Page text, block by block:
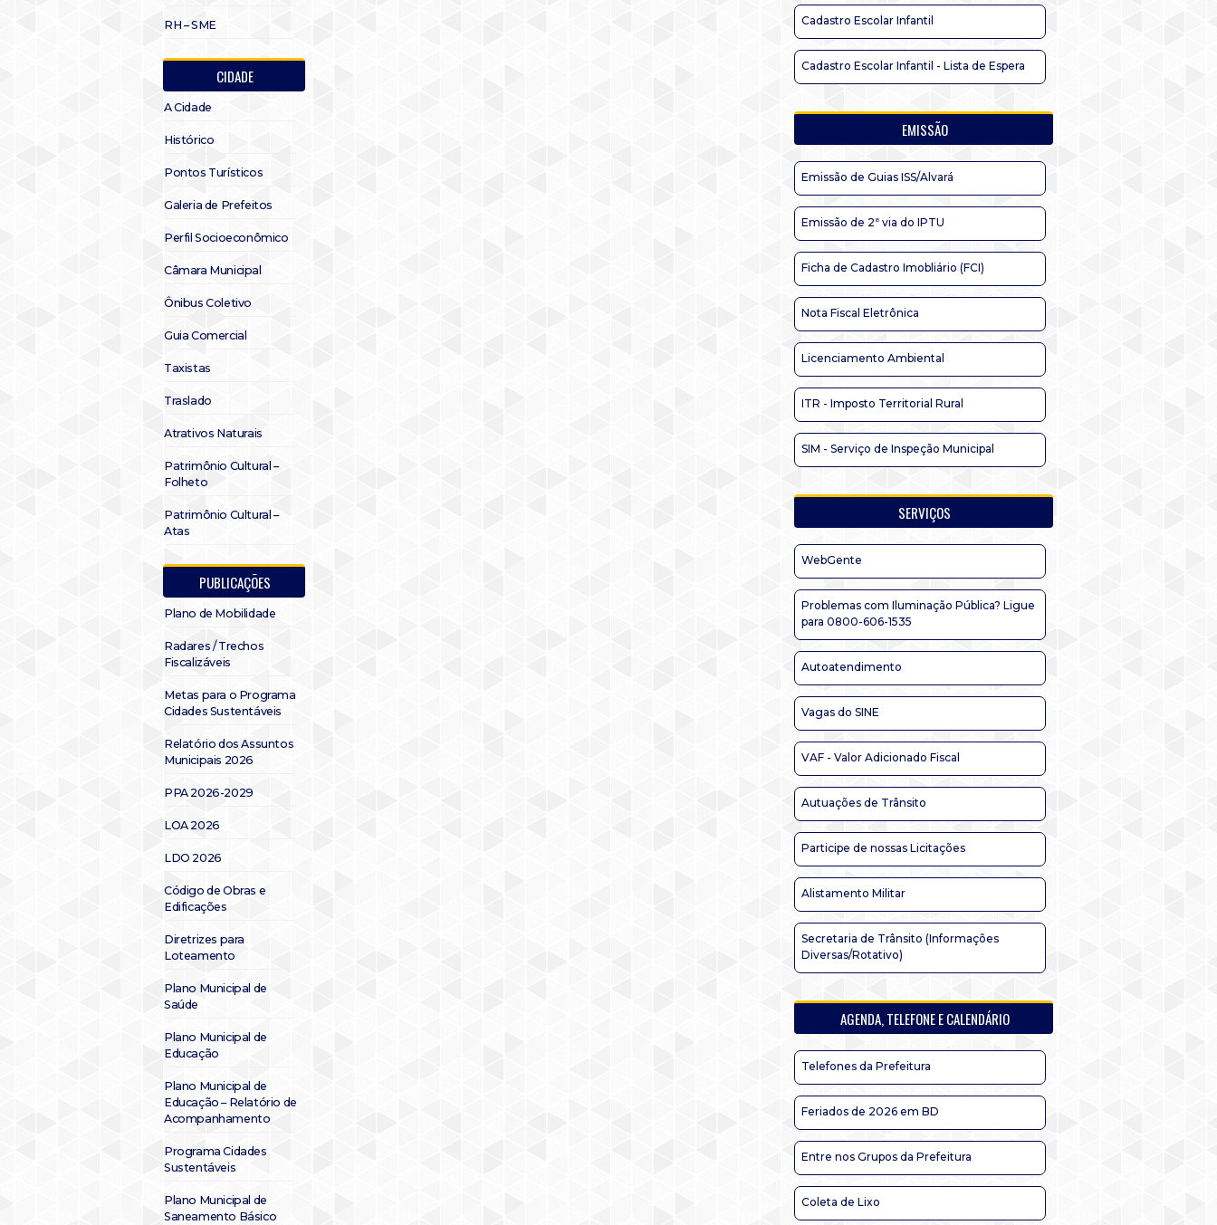
RH – SME
CIDADE
A Cidade
Histórico
Pontos Turísticos
Galeria de Prefeitos
Perfil Socioeconômico
Câmara Municipal
Ônibus Coletivo
Guia Comercial
Taxistas
Traslado
Atrativos Naturais
Patrimônio Cultural –
Folheto
Patrimônio Cultural –
Atas
PUBLICAÇÕES
Plano de Mobilidade
Radares / Trechos
Fiscalizáveis
Metas para o Programa
Cidades Sustentáveis
Relatório dos Assuntos
Municipais 2026
PPA 2026-2029
LOA 2026
LDO 2026
Código de Obras e
Edificações
Diretrizes para
Loteamento
Plano Municipal de
Saúde
Plano Municipal de
Educação
Plano Municipal de
Educação – Relatório de
Acompanhamento
Programa Cidades
Sustentáveis
Plano Municipal de
Saneamento Básico
Cadastro Escolar Infantil
Cadastro Escolar Infantil - Lista de Espera
EMISSÃO
Emissão de Guias ISS/Alvará
Emissão de 2ª via do IPTU
Ficha de Cadastro Imobliário (FCI)
Nota Fiscal Eletrônica
Licenciamento Ambiental
ITR - Imposto Territorial Rural
SIM - Serviço de Inspeção Municipal
SERVIÇOS
WebGente
Problemas com Iluminação Pública? Ligue
para 0800-606-1535
Autoatendimento
Vagas do SINE
VAF - Valor Adicionado Fiscal
Autuações de Trânsito
Participe de nossas Licitações
Alistamento Militar
Secretaria de Trânsito (Informações
Diversas/Rotativo)
AGENDA, TELEFONE E CALENDÁRIO
Telefones da Prefeitura
Feriados de 2026 em BD
Entre nos Grupos da Prefeitura
Coleta de Lixo